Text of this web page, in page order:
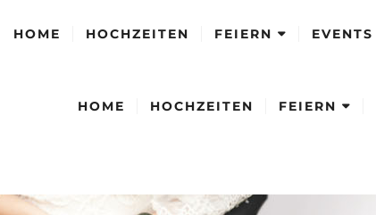
HOME HOCHZEITEN FEIERN EVENTS
HOME HOCHZEITEN FEIERN